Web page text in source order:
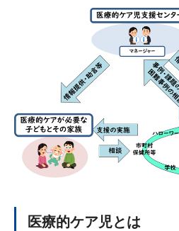
医療的ケア児とは